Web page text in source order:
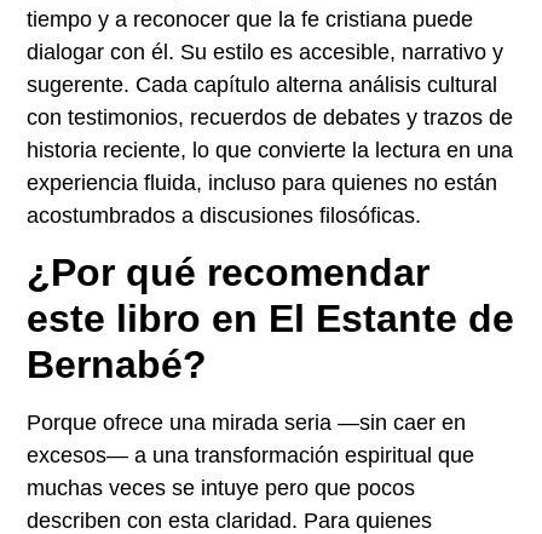
tiempo y a reconocer que la fe cristiana puede
dialogar con él. Su estilo es accesible, narrativo y
sugerente. Cada capítulo alterna análisis cultural
con testimonios, recuerdos de debates y trazos de
historia reciente, lo que convierte la lectura en una
experiencia fluida, incluso para quienes no están
acostumbrados a discusiones filosóficas.
¿Por qué recomendar
este libro en El Estante de
Bernabé?
Porque ofrece una mirada seria —sin caer en
excesos— a una transformación espiritual que
muchas veces se intuye pero que pocos
describen con esta claridad. Para quienes